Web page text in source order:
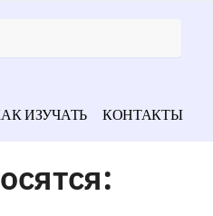
ИЗУЧАТЬ КОНТАКТЫ